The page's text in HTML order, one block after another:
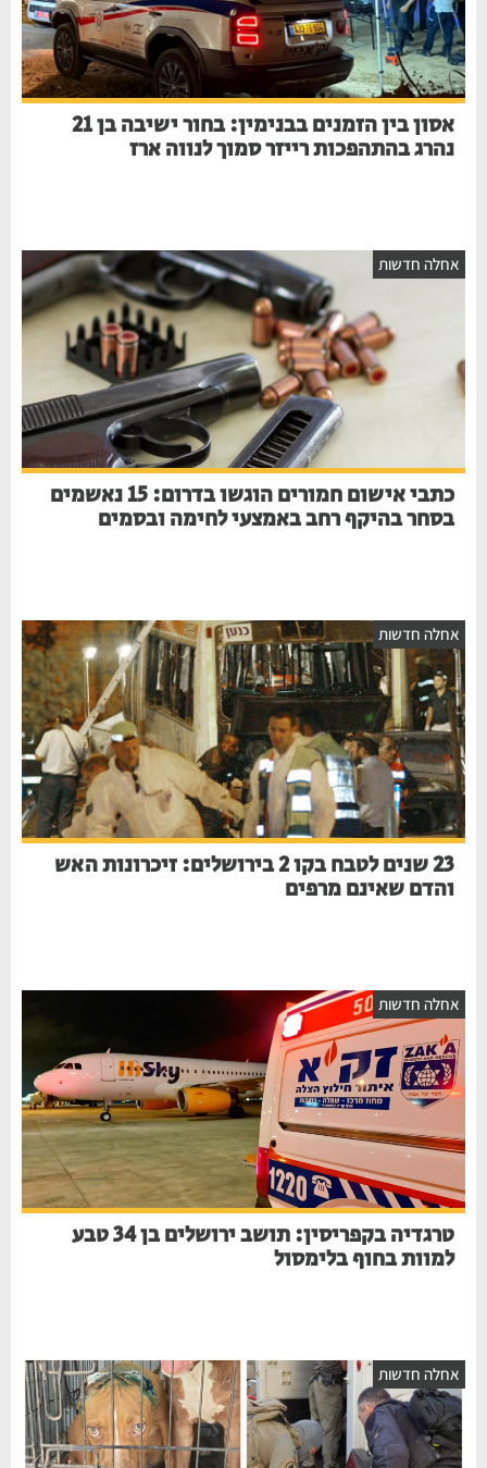
אסון בין הזמנים בבנימין: בחור ישיבה בן 21
נהרג בהתהפכות רייזר סמוך לנווה ארז
חדשות
כתבי אישום חמורים הוגשו בדרום: 15 נאשמים
בסחר בהיקף רחב באמצעי לחימה ובסמים
חדשות
23 שנים לטבח בקו 2 בירושלים: זיכרונות האש
והדם שאינם מרפים
חדשות
טרגדיה בקפריסין: תושב ירושלים בן 34 טבע
למוות בחוף בלימסול
חדשות